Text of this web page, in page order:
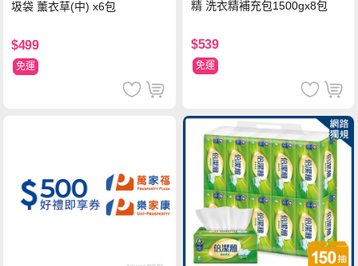
圾袋 薰衣草(中) x6包
$499
免運
精 洗衣精補充包1500gx8包
$539
免運